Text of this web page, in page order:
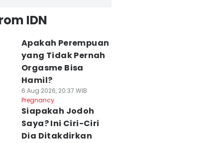
IDN
Apakah Perempuan
yang Tidak Pernah
Orgasme Bisa
Hamil?
6 Aug 2026, 20:37 WIB
Pregnancy
Siapakah Jodoh
Saya? Ini Ciri-Ciri
Dia Ditakdirkan